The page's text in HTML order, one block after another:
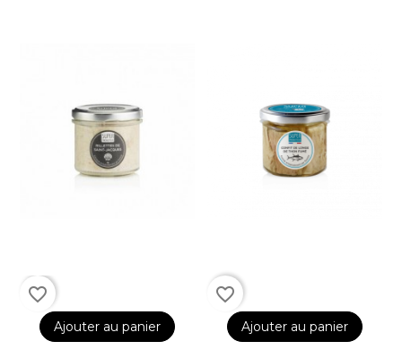
favorite_border
Ajouter au panier
favorite_border
Ajouter au panier